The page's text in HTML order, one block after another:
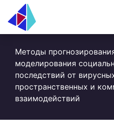
Методы
моделирования
последствий от
пространственных и
взаимодействий